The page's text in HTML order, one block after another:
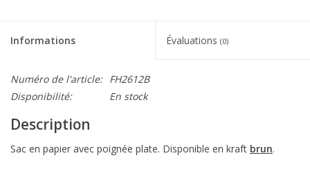
Informations Évaluations (0)
Numéro de l'article: FH2612B
Disponibilité:
En stock
Description
Sac en papier avec poignée plate. Disponible en kraft brun.